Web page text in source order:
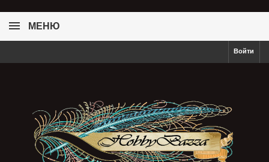
МЕНЮ
Войти